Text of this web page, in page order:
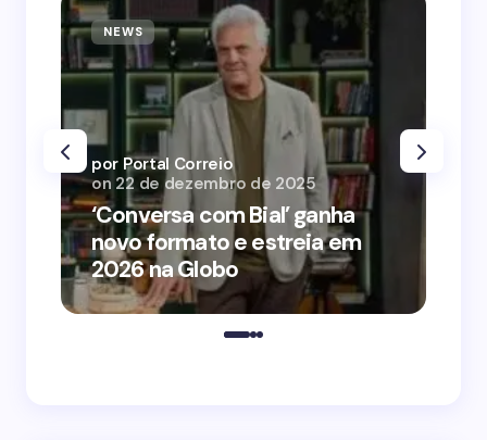
NEWS
‘Conversa com Bial’ ganha
novo formato e estreia em
2026 na Globo
por Portal Correio
on 22 de dezembro de 2025